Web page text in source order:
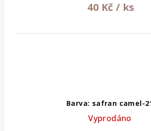
40 Kč / ks
Barva: safran camel-
Vyprodáno